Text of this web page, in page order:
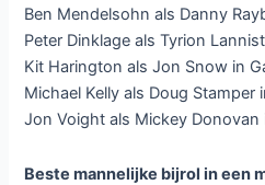
Ben Mendelsohn als Danny
Peter Dinklage als Tyrion
Kit Harington als Jon Snow in
Michael Kelly als Doug Stamper
Jon Voight als Mickey Donovan
Beste mannelijke bijrol in een